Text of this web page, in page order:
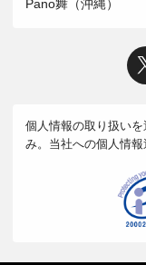
Pano舞（沖縄）
個人情報の取り扱い
み。当社への個人情報